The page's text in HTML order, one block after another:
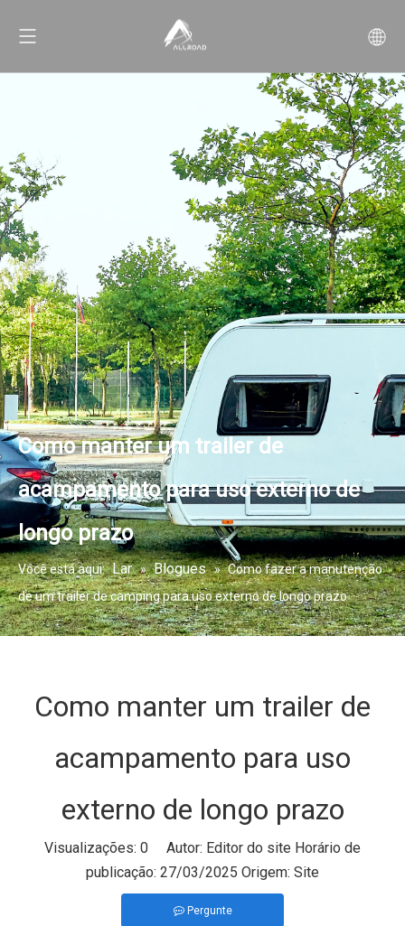
Como manter um trailer de
acampamento para uso externo de
longo prazo
Você está aqui: Lar » Blogues » Como fazer a manutenção
de um trailer de camping para uso externo de longo prazo
Como manter um trailer de
acampamento para uso
externo de longo prazo
Visualizações: 0 Autor: Editor do site Horário de
publicação: 27/03/2025 Origem: Site
Pergunte